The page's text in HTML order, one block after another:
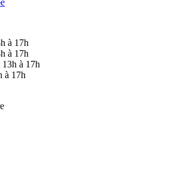
à 17h
à 17h
à 17h
à 17h